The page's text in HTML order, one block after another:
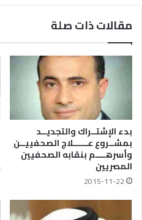
مقالات ذات صلة
بدء الإشتــراك والتجديــد
بمشــروع عــــــلاج الصحفييــن
وأسرهــــم بنقابه الصحفيين
المصريين
2015-11-22